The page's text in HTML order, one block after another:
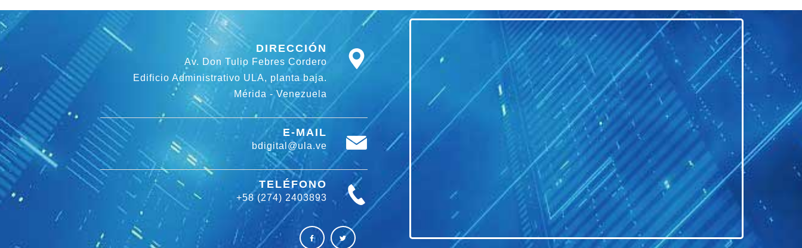
DIRECCIÓN
Av. Don Tulio Febres Cordero
Edificio Administrativo ULA, planta baja.
Mérida - Venezuela
E-MAIL
bdigital@ula.ve
TELÉFONO
+58 (274) 2403893